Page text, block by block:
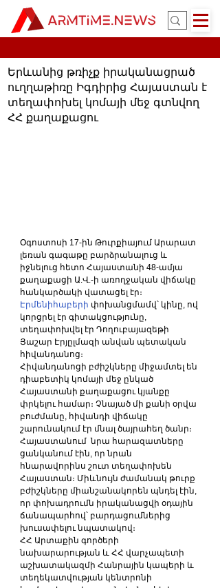
Երևանից թռիչք իրականացրած
ուղղաթիռը Իգդիրից Հայաստան է
տեղափոխել կոմայի մեջ գտնվող
ՀՀ քաղաքացու
Օգոստոսի 17-ին Թուրքիայում Արարատ
լեռան գագաթը բարձրանալուց և
իջնելուց հետո Հայաստանի 48-ամյա
քաղաքացի Ա.Վ.-ի առողջական վիճակը
հանկարծակի վատացել էր։
Էրմենիհաբերի փոխանցմամվ՝ կինը, ով
կորցրել էր գիտակցությունը,
տեղափոխվել էր Դողուբայազեթի
Յաշար Էրյըլմազի անվան պետական
հիվանդանոց։
Հիվանդանոցի բժիշկները միջամտել են
դիաբետիկ կոմայի մեջ ընկած
Հայաստանի քաղաքացու կյանքը
փրկելու համար։ Չնայած մի քանի օրվա
բուժմանը, հիվանդի վիճակը
շարունակում էր մնալ ծայրահեղ ծանր։
Հայաստանում  նրա հարազատները
ցանկանում էին, որ նրան
հնարավորինս շուտ տեղափոխեն
Հայաստան։ Միևնույն ժամանակ թուրք
բժիշկները միանշանակորեն պնդել էին,
որ փոխադրումն իրականացվի օդային
ճանապարհով՝ բարդացումներից
խուսափելու նպատակով։
ՀՀ Արտաքին գործերի
նախարարության և ՀՀ վարչապետի
աշխատակազմի Հանրային կապերի և
տեղեկատվության կենտրոնի